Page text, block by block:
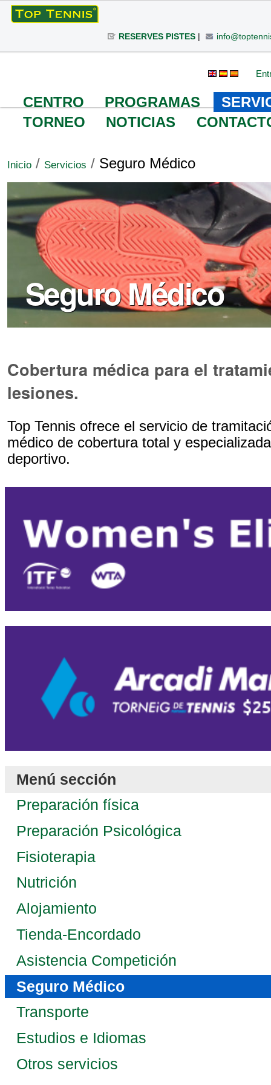
Cambiar
|
RESERVES PISTES|
CENTRO PROGRAMAS
TORNEO
NOTICIAS
Inicio / Servicios / Seguro Médico
Seguro Médico
Cobertura médica para el
lesiones.
Top Tennis ofrece el servicio de
médico de cobertura total y
deportivo.
Menú sección
Preparación física
Preparación Psicológica
Fisioterapia
Nutrición
Alojamiento
Tienda-Encordado
Asistencia Competición
Seguro Médico
Transporte
Estudios e Idiomas
Otros servicios